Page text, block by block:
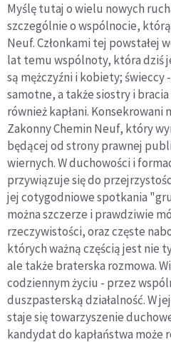
Myślę tutaj o wielu nowych
szczególnie o wspólnocie,
Neuf. Członkami tej powstałej
lat temu wspólnoty, która dziś
są mężczyźni i kobiety; świeccy
samotne, a także siostry i
również kapłani.
Zakonny Chemin Neuf, który
będącej od strony prawnej
wiernych. W duchowości i
przywiązuje się do
jej cotygodniowe spotkania
można szczerze i prawdziwie
rzeczywistości, oraz częste
których ważną częścią jest nie
ale także braterska rozmowa.
codziennym życiu - przez
duszpasterską działalność. W
staje się towarzyszenie
kandydat do kapłaństwa może